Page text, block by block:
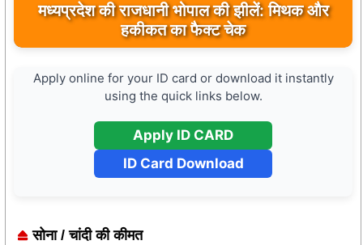
मुख्यमंत्री डॉ. मोहन यादव ने मऊगंज के बहुती जलप्रपात
का अवलोकन कर पर्यटन विकास की दिशा में उठाया कदम
Apply online for your ID card or download it instantly
using the quick links below.
Apply ID CARD
ID Card Download
सोना / चांदी की कीमत